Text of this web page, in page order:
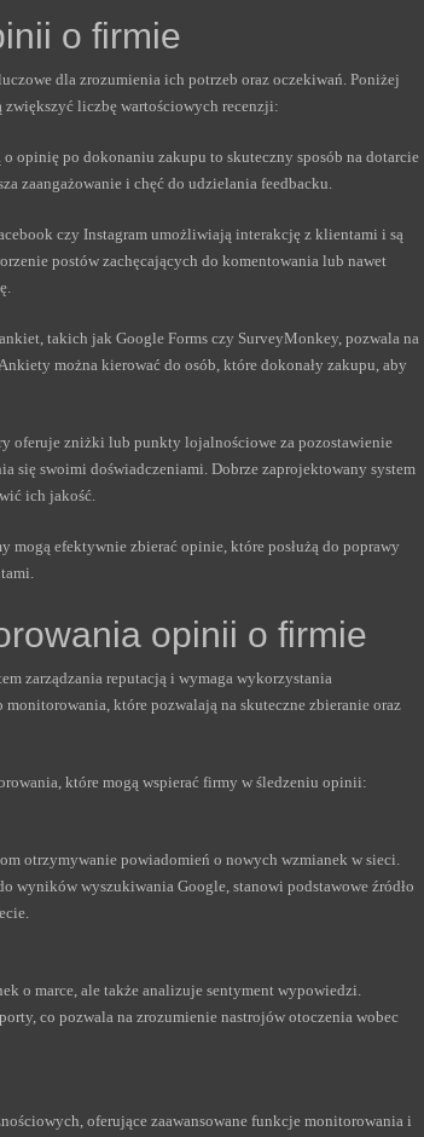
o firmie
dla zrozumienia ich potrzeb oraz oczekiwań. Poniżej
zwiększyć liczbę wartościowych recenzji:
o opinię po dokonaniu zakupu to skuteczny sposób na dotarcie
zaangażowanie i chęć do udzielania feedbacku.
czy Instagram umożliwiają interakcję z klientami i są
postów zachęcających do komentowania lub nawet
takich jak Google Forms czy SurveyMonkey, pozwala na
można kierować do osób, które dokonały zakupu, aby
oferuje zniżki lub punkty lojalnościowe za pozostawienie
się swoimi doświadczeniami. Dobrze zaprojektowany system
ich jakość.
mogą efektywnie zbierać opinie, które posłużą do poprawy
opinii o firmie
zarządzania reputacją i wymaga wykorzystania
które pozwalają na skuteczne zbieranie oraz
które mogą wspierać firmy w śledzeniu opinii:
otrzymywanie powiadomień o nowych wzmianek w sieci.
wyników wyszukiwania Google, stanowi podstawowe źródło
o marce, ale także analizuje sentyment wypowiedzi.
co pozwala na zrozumienie nastrojów otoczenia wobec
oferujące zaawansowane funkcje monitorowania i